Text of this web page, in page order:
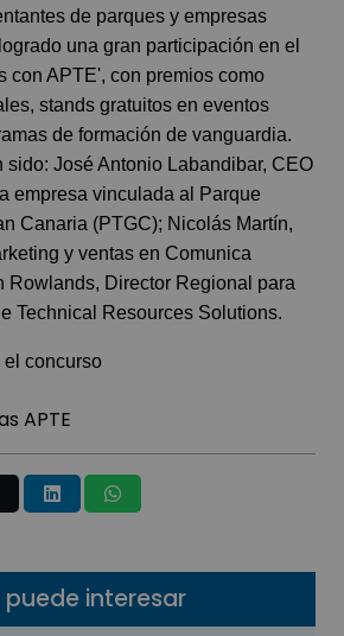
de parques y empresas
una gran participación en el
con APTE', con premios como
stands gratuitos en eventos
de formación de vanguardia.
sido: José Antonio Labandibar, CEO
empresa vinculada al Parque
Canaria (PTGC); Nicolás Martín,
y ventas en Comunica
Rowlands, Director Regional para
Technical Resources Solutions.
el concurso
APTE
interesar